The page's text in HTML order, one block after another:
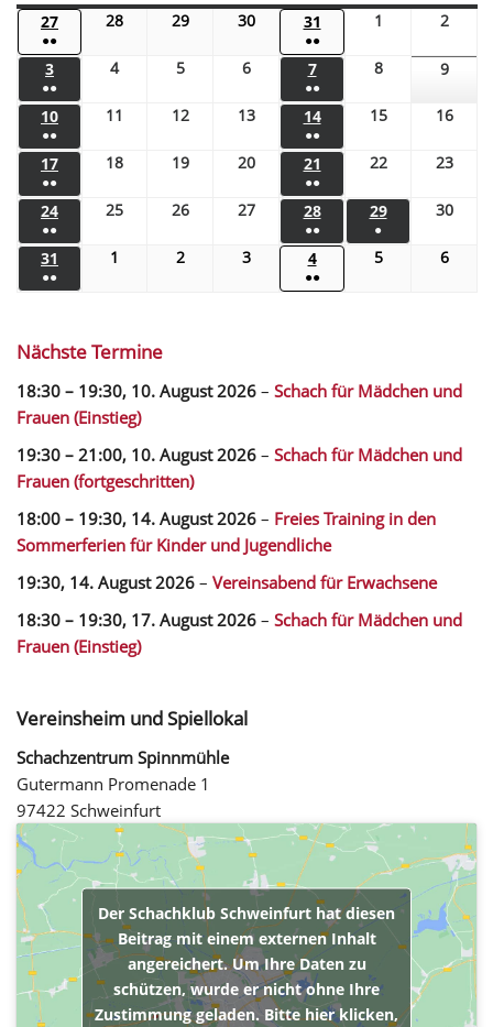
27
●●
28 29 30 31
●●
1 2
3
●●
4 5 6 7
●●
8 9
10
●●
11 12 13 14
●●
15 16
17
●●
18 19 20 21
●●
22 23
24
●●
25 26 27 28
●●
29
●
30
31
●●
1 2 3 4
●●
5 6
Nächste Termine
18:30 – 19:30, 10. August 2026 – Schach für Mädchen und
Frauen (Einstieg)
19:30 – 21:00, 10. August 2026 – Schach für Mädchen und
Frauen (fortgeschritten)
18:00 – 19:30, 14. August 2026 – Freies Training in den
Sommerferien für Kinder und Jugendliche
19:30, 14. August 2026 – Vereinsabend für Erwachsene
18:30 – 19:30, 17. August 2026 – Schach für Mädchen und
Frauen (Einstieg)
Vereinsheim und Spiellokal
Schachzentrum Spinnmühle
Gutermann Promenade 1
97422 Schweinfurt
Der Schachklub Schweinfurt hat diesen
Beitrag mit einem externen Inhalt
angereichert. Um Ihre Daten zu
schützen, wurde er nicht ohne Ihre
Zustimmung geladen. Bitte hier klicken,